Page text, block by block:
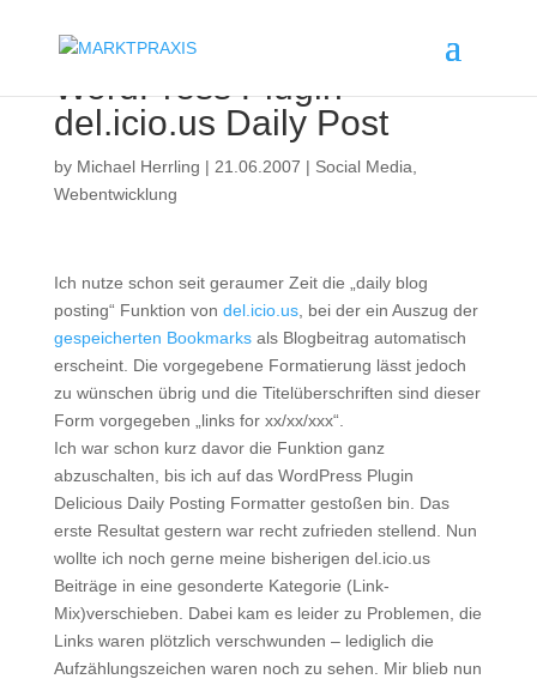
WordPress Plugin –
del.icio.us Daily Post
by Michael Herrling | 21.06.2007 | Social Media
Webentwicklung
Ich nutze schon seit geraumer Zeit die „daily blog
posting“ Funktion von del.icio.us, bei der ein Auszug der
gespeicherten Bookmarksals Blogbeitrag automatisch
erscheint. Die vorgegebene Formatierung lässt jedoch
zu wünschen übrig und die Titelüberschriften sind dieser
Form vorgegeben „links for xx/xx/xxx“.
Ich war schon kurz davor die Funktion ganz
abzuschalten, bis ich auf das WordPress Plugin
Delicious Daily Posting Formatter gestoßen bin. Das
erste Resultat gestern war recht zufrieden stellend. Nun
wollte ich noch gerne meine bisherigen del.icio.us
Beiträge in eine gesonderte Kategorie (Link-
Mix)verschieben. Dabei kam es leider zu Problemen, die
Links waren plötzlich verschwunden – lediglich die
Aufzählungszeichen waren noch zu sehen. Mir blieb nun